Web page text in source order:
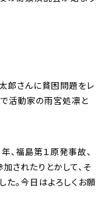
郎さんに貧困問題をレ
活動家の雨宮処凛と
、福島第１原発事故、
されたりとかして、そ
た。今日はよろしくお願